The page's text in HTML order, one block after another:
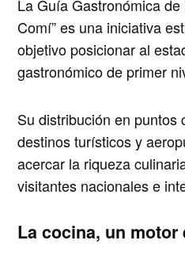
La Guía Gastronómica
Comí” es una iniciativa
objetivo posicionar al
gastronómico de primer
Su distribución en puntos
destinos turísticos y
acercar la riqueza
visitantes nacionales e
La cocina, un